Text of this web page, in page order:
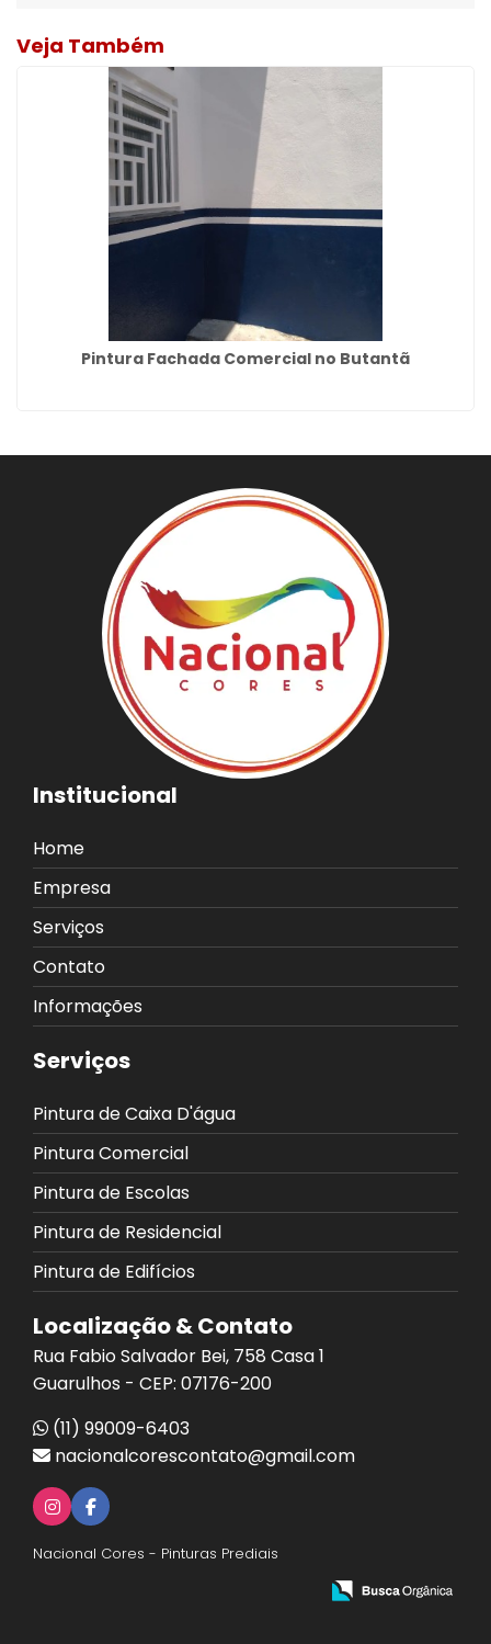
Veja Também
Pintura Fachada Comercial no Butantã
Institucional
Home
Empresa
Serviços
Contato
Informações
Serviços
Pintura de Caixa D'água
Pintura Comercial
Pintura de Escolas
Pintura de Residencial
Pintura de Edifícios
Localização & Contato
Rua Fabio Salvador Bei, 758 Casa 1
Guarulhos - CEP: 07176-200
(11) 99009-6403
nacionalcorescontato@gmail.com
Nacional Cores - Pinturas Prediais